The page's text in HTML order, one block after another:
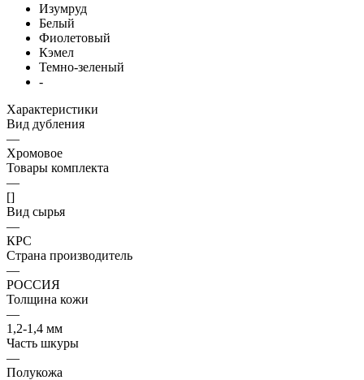
Изумруд
Белый
Фиолетовый
Кэмел
Темно-зеленый
-
Характеристики
Вид дубления
—
Хромовое
Товары комплекта
—
[]
Вид сырья
—
КРС
Страна производитель
—
РОССИЯ
Толщина кожи
—
1,2-1,4 мм
Часть шкуры
—
Полукожа